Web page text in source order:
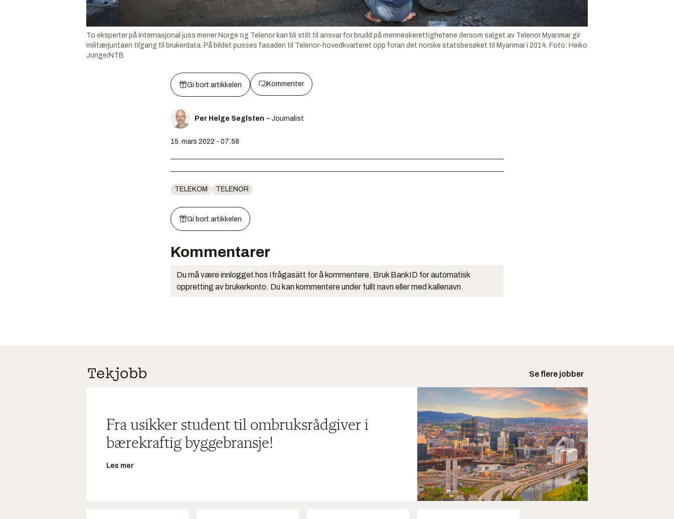
To eksperter på internasjonal juss mener Norge og Telenor kan bli stilt til ansvar for brudd på menneskerettighetene dersom salget av Telenor Myanmar gir
militærjuntaen tilgang til brukerdata. På bildet pusses fasaden til Telenor-hovedkvarteret opp foran det norske statsbesøket til Myanmar i 2014. Foto: Heiko
Junge/NTB
Gi bort artikkelen Kommenter
Per Helge Seglsten – Journalist
15. mars 2022 - 07:58
TELEKOM TELENOR
Gi bort artikkelen
Kommentarer
Du må være innlogget hos Ifrågasätt for å kommentere. Bruk BankID for automatisk
oppretting av brukerkonto. Du kan kommentere under fullt navn eller med kallenavn.
Se flere jobber
Fra usikker student til ombruksrådgiver i
bærekraftig byggebransje!
Les mer